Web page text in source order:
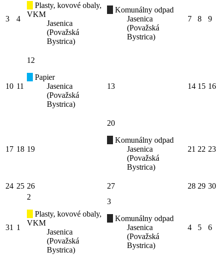
3 4
Plasty, kovové obaly,
VKM
Jasenica
(Považská
Bystrica)
Komunálny odpad
Jasenica
(Považská
Bystrica)
7 8 9
10 11
12
Papier
Jasenica
(Považská
Bystrica)
13 14 15 16
17 18 19
20
Komunálny odpad
Jasenica
(Považská
Bystrica)
21 22 23
24 25 26 27 28 29 30
31 1
2
Plasty, kovové obaly,
VKM
Jasenica
(Považská
Bystrica)
3
Komunálny odpad
Jasenica
(Považská
Bystrica)
4 5 6